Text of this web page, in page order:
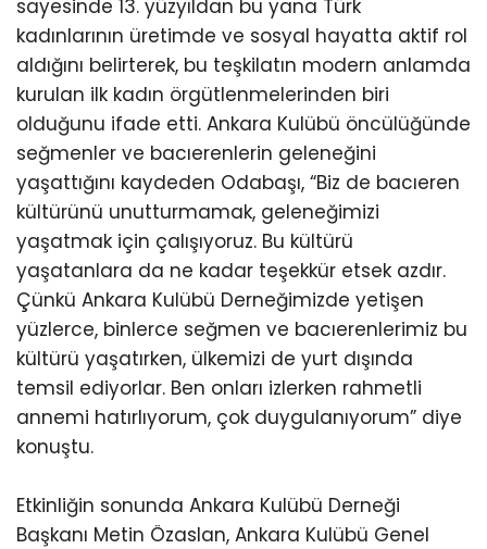
sayesinde 13. yüzyıldan bu yana Türk
kadınlarının üretimde ve sosyal hayatta aktif rol
aldığını belirterek, bu teşkilatın modern anlamda
kurulan ilk kadın örgütlenmelerinden biri
olduğunu ifade etti. Ankara Kulübü öncülüğünde
seğmenler ve bacıerenlerin geleneğini
yaşattığını kaydeden Odabaşı, “Biz de bacıeren
kültürünü unutturmamak, geleneğimizi
yaşatmak için çalışıyoruz. Bu kültürü
yaşatanlara da ne kadar teşekkür etsek azdır.
Çünkü Ankara Kulübü Derneğimizde yetişen
yüzlerce, binlerce seğmen ve bacıerenlerimiz bu
kültürü yaşatırken, ülkemizi de yurt dışında
temsil ediyorlar. Ben onları izlerken rahmetli
annemi hatırlıyorum, çok duygulanıyorum” diye
konuştu.
Etkinliğin sonunda Ankara Kulübü Derneği
Başkanı Metin Özaslan, Ankara Kulübü Genel